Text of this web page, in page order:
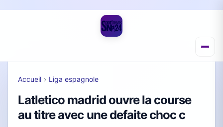
Accueil › Liga espagnole
Latletico madrid ouvre la course
au titre avec une defaite choc c